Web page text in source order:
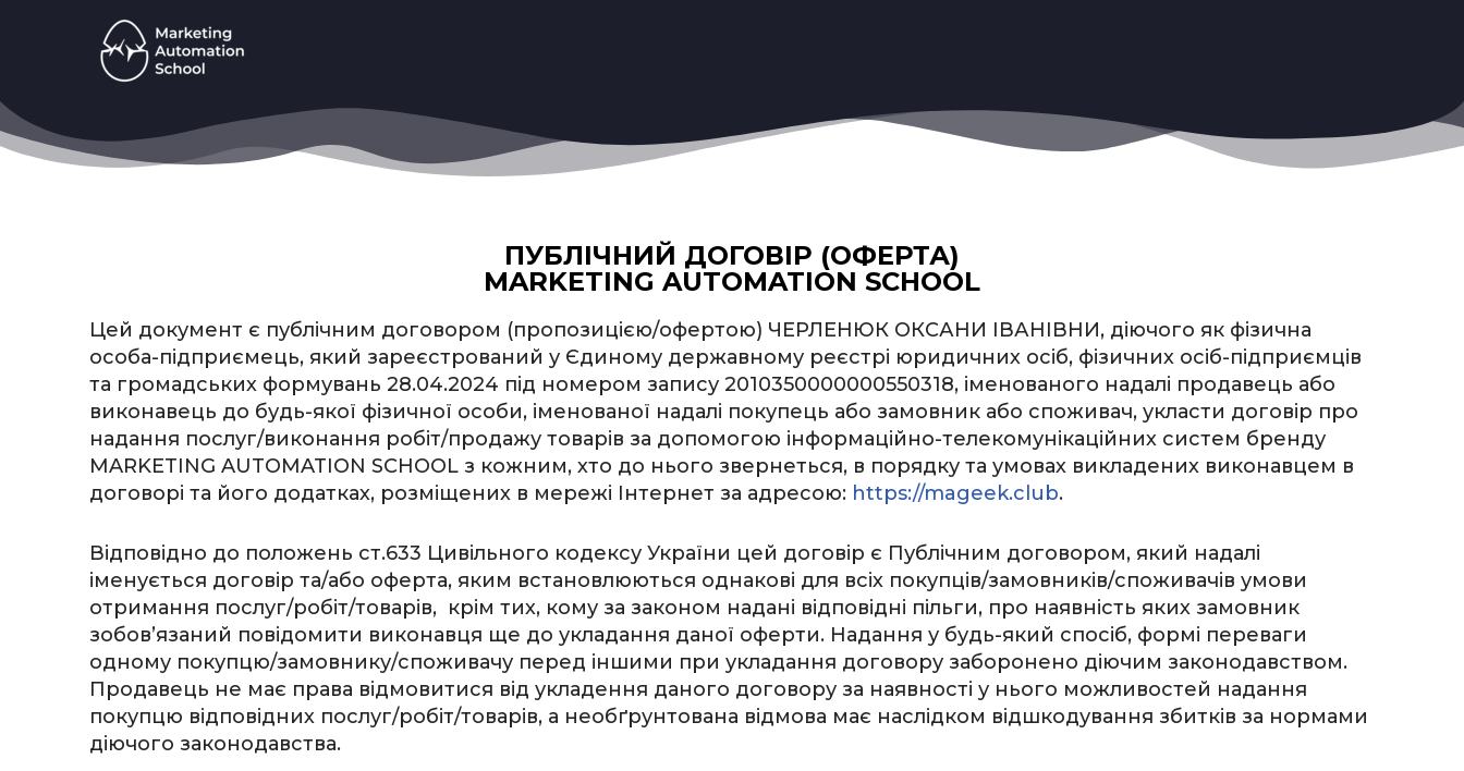
ПУБЛІЧНИЙ ДОГОВІР (ОФЕРТА)
MARKETING AUTOMATION SCHOOL
Цей документ є публічним договором (пропозицією/офертою) ЧЕРЛЕНЮК ОКСАНИ ІВАНІВНИ, діючого як фізична
особа-підприємець, який зареєстрований у Єдиному державному реєстрі юридичних осіб, фізичних осіб-підприємців
та громадських формувань 28.04.2024 під номером запису 2010350000000550318, іменованого надалі продавець або
виконавець до будь-якої фізичної особи, іменованої надалі покупець або замовник або споживач, укласти договір про
надання послуг/виконання робіт/продажу товарів за допомогою інформаційно-телекомунікаційних систем бренду
MARKETING AUTOMATION SCHOOL з кожним, хто до нього звернеться, в порядку та умовах викладених виконавцем в
договорі та його додатках, розміщених в мережі Інтернет за адресою: https://mageek.club.
Відповідно до положень ст.633 Цивільного кодексу України цей договір є Публічним договором, який надалі
іменується договір та/або оферта, яким встановлюються однакові для всіх покупців/замовників/споживачів умови
отримання послуг/робіт/товарів, крім тих, кому за законом надані відповідні пільги, про наявність яких замовник
зобов’язаний повідомити виконавця ще до укладання даної оферти. Надання у будь-який спосіб, формі переваги
одному покупцю/замовнику/споживачу перед іншими при укладання договору заборонено діючим законодавством.
Продавець не має права відмовитися від укладення даного договору за наявності у нього можливостей надання
покупцю відповідних послуг/робіт/товарів, а необґрунтована відмова має наслідком відшкодування збитків за нормами
діючого законодавства.